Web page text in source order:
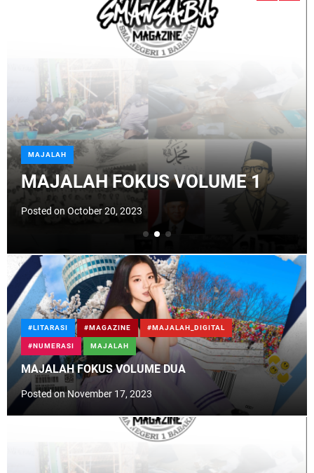
e
MAJALAH
MAJALAH FOKUS VOLUME 1
Posted on October 20, 2023
#LITARASI #MAGAZINE #MAJALAH_DIGITAL
#NUMERASI MAJALAH
MAJALAH FOKUS VOLUME DUA
Posted onNovember 17, 2023